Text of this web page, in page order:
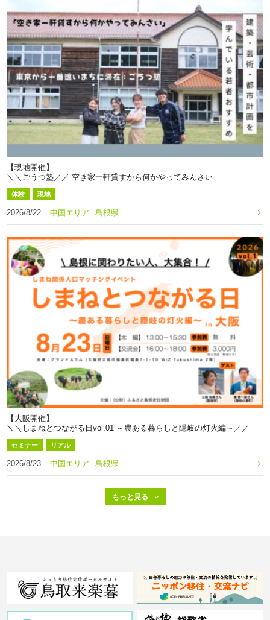
【現地開催】
＼＼ごうつ塾／／ 空き家一軒貸すから何かやってみんさい
体験 現地
2026/8/22 中国エリア 島根県
【大阪開催】
＼＼しまねとつながる日vol.01 ～農ある暮らしと隠岐の灯火編～／／
セミナー リアル
2026/8/23 中国エリア 島根県